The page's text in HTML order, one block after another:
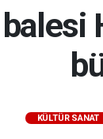
KÜLTÜR SANAT